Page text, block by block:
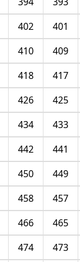
401
402
409
410
417
418
425
426
433
434
441
442
449
450
457
458
465
466
473
474